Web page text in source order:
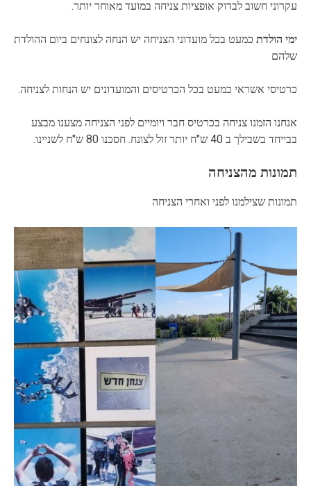
עקרוני חשוב לבדוק אופציות צניחה במועד מאוחר יותר.
ימי הולדת כמעט בכל מועדוני הצניחה יש הנחה לצונחים ביום ההולדת
שלהם
כרטיסי אשראי כמעט בכל הכרטיסים והמועדונים יש הנחות לצניחה.
אנחנו הזמנו צניחה בכרטיס חבר ויומיים לפני הצניחה מצענו מבצע
בבייחד בשבילך ב 40 ש"ח יותר זול לצונח. חסכנו 80 ש"ח לשניינו.
תמונות מהצניחה
תמונות שצילמנו לפני ואחרי הצניחה